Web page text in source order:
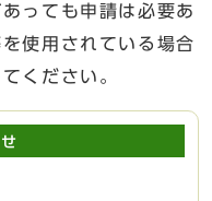
っても申請は必要あ
使用されている場合
ください。